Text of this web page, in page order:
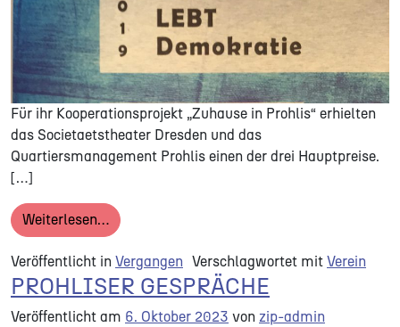
Für ihr Kooperationsprojekt „Zuhause in Prohlis“ erhielten
das Societaetstheater Dresden und das
Quartiersmanagement Prohlis einen der drei Hauptpreise.
[…]
Weiterlesen…from Sächsischer Preis für kulturelle Bildung
Veröffentlicht in Vergangen Verschlagwortet mit Verein
PROHLISER GESPRÄCHE
Veröffentlicht am 6. Oktober 2023 von zip-admin